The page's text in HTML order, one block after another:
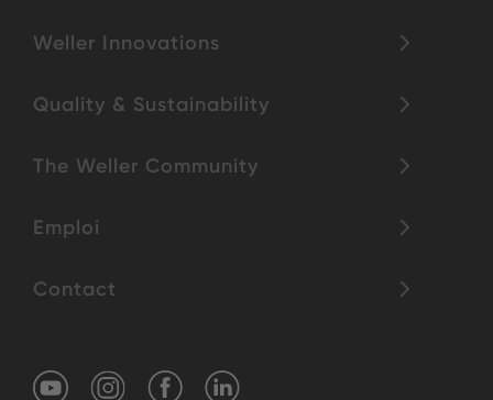
Weller Innovations
Quality & Sustainability
The Weller Community
Emploi
Contact